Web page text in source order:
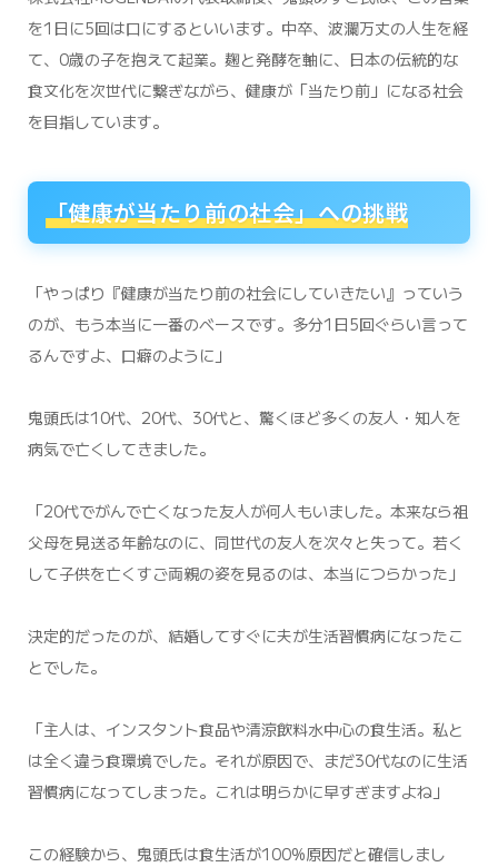
を1日に5回は口にするといいます。中卒、波瀾万丈の人生を経
て、0歳の子を抱えて起業。麹と発酵を軸に、日本の伝統的な
食文化を次世代に繋ぎながら、健康が「当たり前」になる社会
を目指しています。
「健康が当たり前の社会」への挑戦
「やっぱり『健康が当たり前の社会にしていきたい』っていう
のが、もう本当に一番のベースです。多分1日5回ぐらい言って
るんですよ、口癖のように」
鬼頭氏は10代、20代、30代と、驚くほど多くの友人・知人を
病気で亡くしてきました。
「20代でがんで亡くなった友人が何人もいました。本来なら祖
父母を見送る年齢なのに、同世代の友人を次々と失って。若く
して子供を亡くすご両親の姿を見るのは、本当につらかった」
決定的だったのが、結婚してすぐに夫が生活習慣病になったこ
とでした。
「主人は、インスタント食品や清涼飲料水中心の食生活。私と
は全く違う食環境でした。それが原因で、まだ30代なのに生活
習慣病になってしまった。これは明らかに早すぎますよね」
この経験から、鬼頭氏は食生活が100%原因だと確信しまし